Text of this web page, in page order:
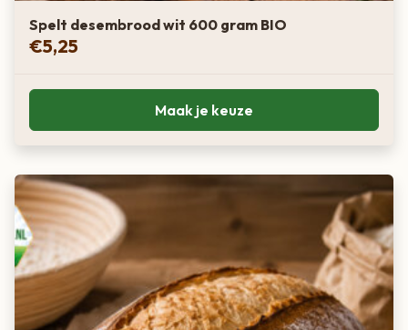
Spelt desembrood wit 600 gram BIO
€5,25
Maak je keuze